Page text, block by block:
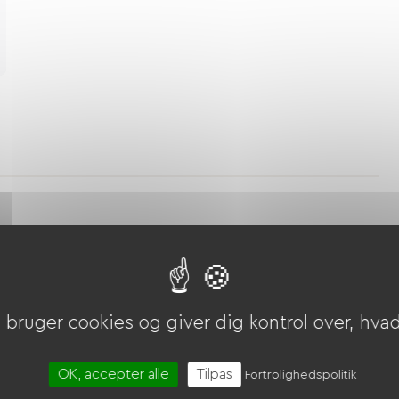
/ Petanquebane
Golf equitation
cookies og giver dig kontrol over,
OK, accepter alle Tilpas Fortrolighedspolitik